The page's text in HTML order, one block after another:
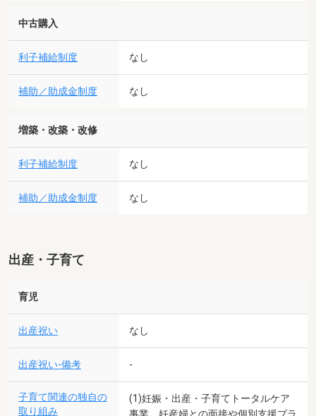
中古購入
利子補給制度 なし
補助／助成金制度 なし
増築・改築・改修
利子補給制度 なし
補助／助成金制度 なし
出産・子育て
育児
出産祝い なし
出産祝い-備考 -
子育て関連の独自の
取り組み
(1)妊娠・出産・子育てトータルケア
事業。妊産婦との面接や個別支援プラ